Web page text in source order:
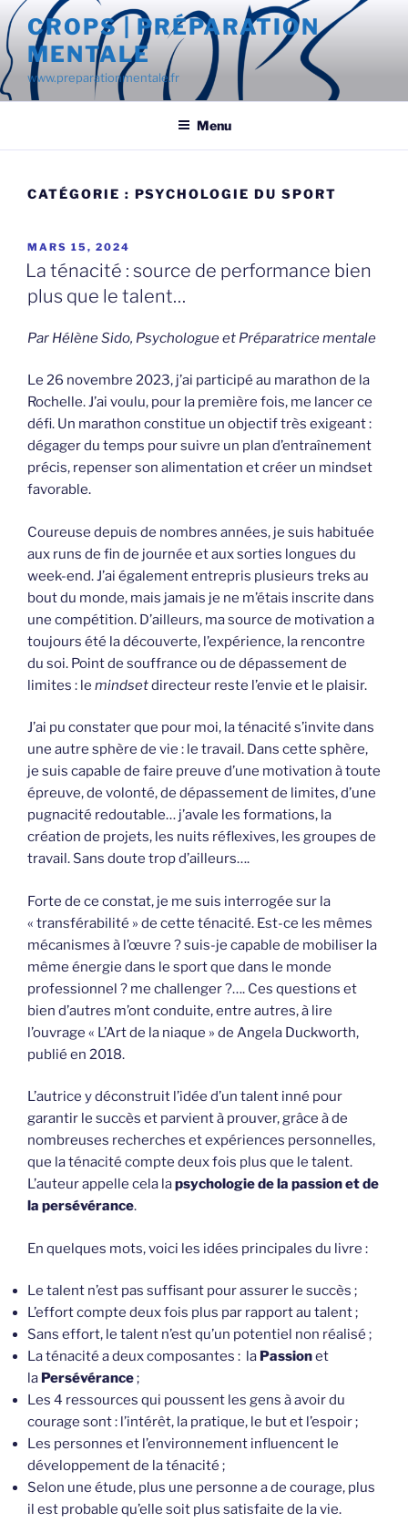
Aller
au
contenu
principal
CROPS | PRÉPARATION
MENTALE
www.preparationmentale.fr
Menu
CATÉGORIE : PSYCHOLOGIE DU SPORT
PUBLIÉ
LE
MARS 15, 2024
La ténacité : source de performance bien
plus que le talent…
Par Hélène Sido, Psychologue et Préparatrice mentale
Le 26 novembre 2023, j’ai participé au marathon de la
Rochelle. J’ai voulu, pour la première fois, me lancer ce
défi. Un marathon constitue un objectif très exigeant :
dégager du temps pour suivre un plan d’entraînement
précis, repenser son alimentation et créer un mindset
favorable.
Coureuse depuis de nombres années, je suis habituée
aux runs de fin de journée et aux sorties longues du
week-end. J’ai également entrepris plusieurs treks au
bout du monde, mais jamais je ne m’étais inscrite dans
une compétition. D’ailleurs, ma source de motivation a
toujours été la découverte, l’expérience, la rencontre
du soi. Point de souffrance ou de dépassement de
limites : le mindsetdirecteur reste l’envie et le plaisir.
J’ai pu constater que pour moi, la ténacité s’invite dans
une autre sphère de vie : le travail. Dans cette sphère,
je suis capable de faire preuve d’une motivation à toute
épreuve, de volonté, de dépassement de limites, d’une
pugnacité redoutable… j’avale les formations, la
création de projets, les nuits réflexives, les groupes de
travail. Sans doute trop d’ailleurs….
Forte de ce constat, je me suis interrogée sur la
« transférabilité » de cette ténacité. Est-ce les mêmes
mécanismes à l’œuvre ? suis-je capable de mobiliser la
même énergie dans le sport que dans le monde
professionnel ? me challenger ?…. Ces questions et
bien d’autres m’ont conduite, entre autres, à lire
l’ouvrage « L’Art de la niaque » de Angela Duckworth,
publié en 2018.
L’autrice y déconstruit l’idée d’un talent inné pour
garantir le succès et parvient à prouver, grâce à de
nombreuses recherches et expériences personnelles,
que la ténacité compte deux fois plus que le talent.
L’auteur appelle cela lapsychologie de la passion et de
la persévérance.
En quelques mots, voici les idées principales du livre :
Le talent n’est pas suffisant pour assurer le succès ;
L’effort compte deux fois plus par rapport au talent ;
Sans effort, le talent n’est qu’un potentiel non réalisé ;
La ténacité a deux composantes : la Passionet
la Persévérance;
Les 4 ressources qui poussent les gens à avoir du
courage sont : l’intérêt, la pratique, le but et l’espoir ;
Les personnes et l’environnement influencent le
développement de la ténacité ;
Selon une étude, plus une personne a de courage, plus
il est probable qu’elle soit plus satisfaite de la vie.